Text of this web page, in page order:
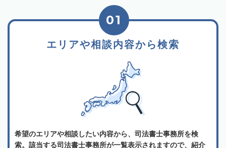
エリアや相談内容から検索
01
希望のエリアや相談したい内容から、司法書士事務所を検
索。該当する司法書士事務所が一覧表示されますので、紹介